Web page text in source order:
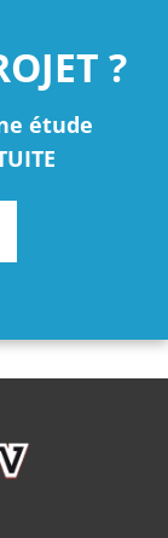
?
étude